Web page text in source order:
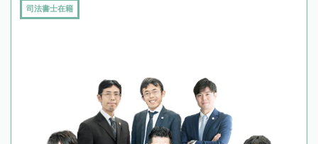
司法書士在籍